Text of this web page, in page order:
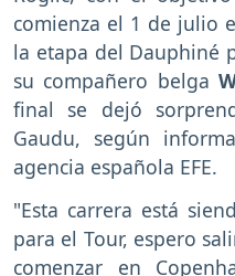
comienza el 1 de julio
la etapa del Dauphiné
su compañero belga
final se dejó
Gaudu, según
agencia española EFE.
"Esta carrera está
para el Tour, espero
comenzar en